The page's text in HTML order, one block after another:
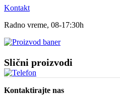
Kontakt
Radno vreme, 08-17:30h
Slični proizvodi
Kontaktirajte nas